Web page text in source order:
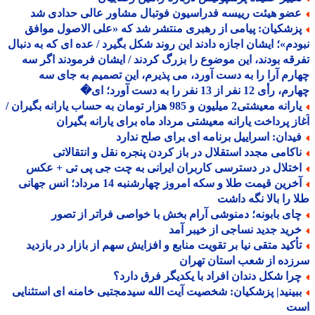
هیئت رییسه فدراسیون فوتبال مشاور عالی حدادی شد
پیامی از رهبری منتشر شد که «علی الاصول موافق
ایشان اجازه دادند این روند شکل بگیرد / عده ای که به دنبال
بودند، این موضوع را بزرگ کردند / ایشان فرمودند اگر سه
آرا را به دست آورد، می پذیرم، این تصمیم به جای سه
نفر از 13 نفر را به دست آورد؛ ای�
یارانه معیشتی2 میلیون و 985 هزار تومان به حساب یارانه بگیران /
پرداخت یارانه معیشتی مرداد ماه برای یارانه بگیران
اسراییل برنامه ای برای صلح ندارد
مجدد استقلال در باز کردن پنجره نقل و انتقالاتی
در دسترسی کاربران ایرانی به چت جی پی تی + عکس
آخرین قیمت طلا و سکه امروز چهارشنبه 14 مرداد؛ انس جهانی
را بالا نگه داشت
بابونه؛ دمنوشی آرام بخش با خواصی فراتر از تصور
جدید نساجی از خیبر آمد
متقی نیا بر تقویت منابع و افزایش سهم از بازار در بازدید
از شعب استان تهران
شکل دندان افراد با یکدیگر فرق دارد؟
پزشکیان: شخصیت آیت الله سیدمجتبی خامنه ای استثنایی